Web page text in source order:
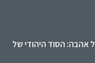
אהבה: הסוד היהודי של